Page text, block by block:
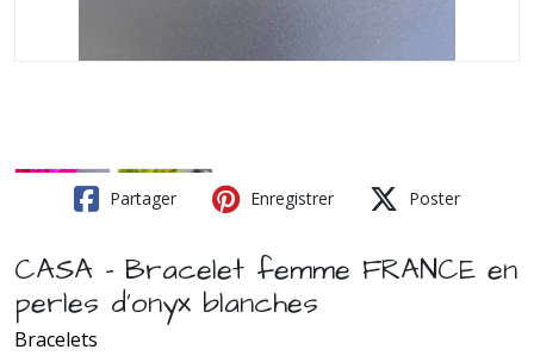
Partager Enregistrer Poster
CASA - Bracelet femme FRANCE en
perles d'onyx blanches
Bracelets